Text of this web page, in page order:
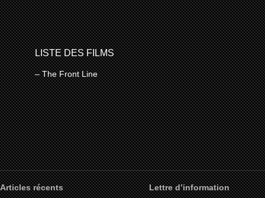
LISTE DES FILMS
– The Front Line
Articles récents Lettre d’information